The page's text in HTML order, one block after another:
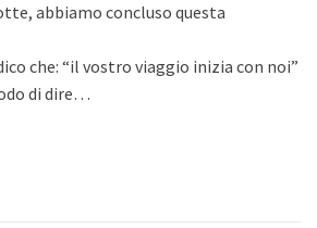
abbiamo concluso questa
che: “il vostro viaggio inizia con noi”
di dire…